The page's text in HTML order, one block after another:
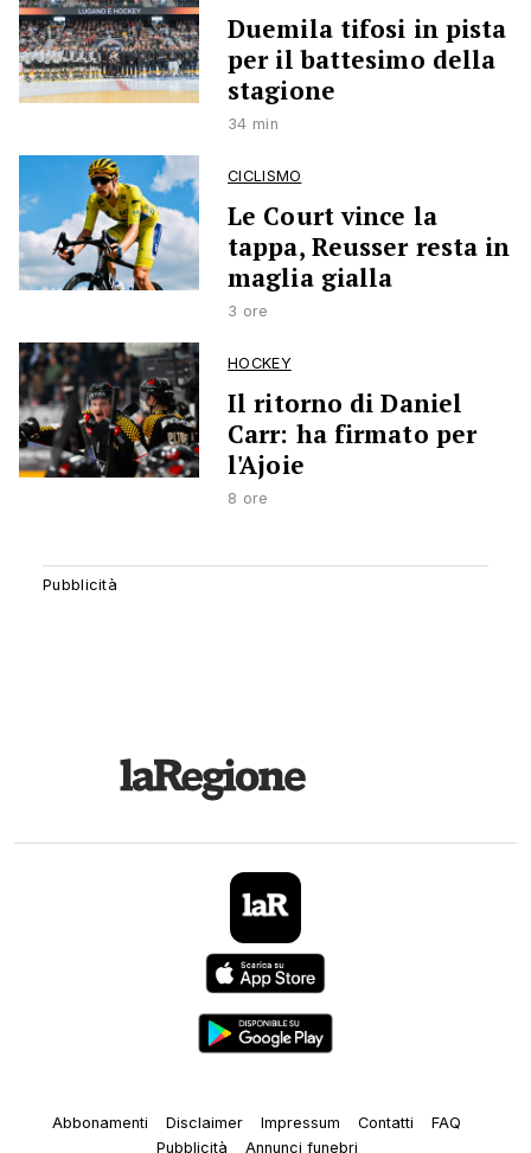
Duemila tifosi in pista
per il battesimo della
stagione
34 min
CICLISMO
Le Court vince la
tappa, Reusser resta in
maglia gialla
3 ore
HOCKEY
Il ritorno di Daniel
Carr: ha firmato per
l'Ajoie
8 ore
Abbonamenti Disclaimer Impressum Contatti
FAQ
Pubblicità
Annunci funebri